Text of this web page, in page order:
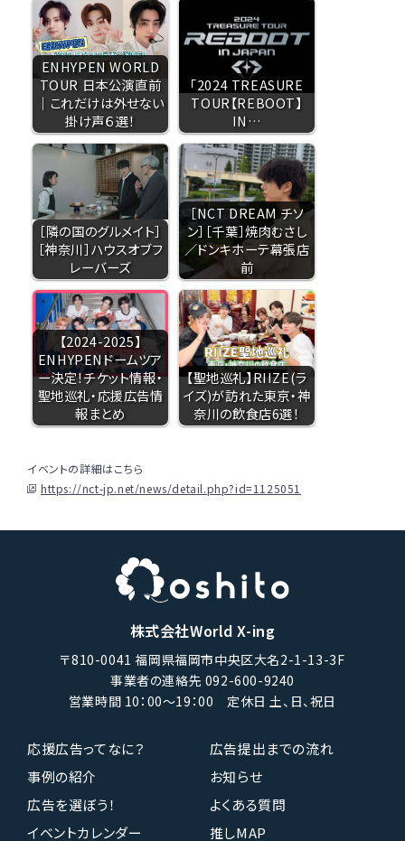
ENHYPEN WORLD
TOUR 日本公演直前
｜これだけは外せない
掛け声６選！
「2024 TREASURE
TOUR【REBOOT】
IN…
［隣の国のグルメイト］
［神奈川］ハウスオブフ
レーバーズ
［NCT DREAM チソ
ン］［千葉］焼肉むさし
／ドンキホーテ幕張店
前
【2024-2025】
ENHYPENドームツア
ー決定！チケット情報・
聖地巡礼・応援広告情
報まとめ
【聖地巡礼】RIIZE(ラ
イズ)が訪れた東京・神
奈川の飲食店6選！
イベントの詳細はこちら
https://nct-jp.net/news/detail.php?id=1125051
株式会社World X-ing
〒810-0041 福岡県福岡市中央区大名2-1-13-3F
事業者の連絡先 092-600-9240
営業時間 10：00〜19：00 定休日 土、日、祝日
応援広告ってなに？
広告提出までの流れ
事例の紹介
お知らせ
広告を選ぼう！
よくある質問
イベントカレンダー
推しMAP